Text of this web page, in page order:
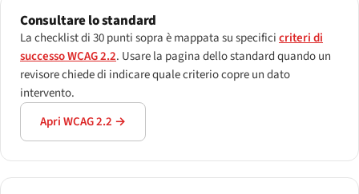
Consultare lo standard
La checklist di 30 punti sopra è mappata su specificicriteri di
successo WCAG 2.2. Usare la pagina dello standard quando un
revisore chiede di indicare quale criterio copre un dato
intervento.
Apri WCAG 2.2 →